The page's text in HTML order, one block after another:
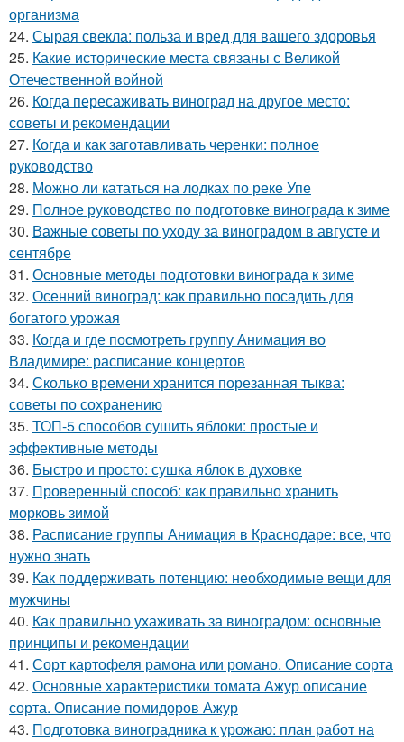
организма
24. Сырая свекла: польза и вред для вашего здоровья
25. Какие исторические места связаны с Великой
Отечественной войной
26. Когда пересаживать виноград на другое место:
советы и рекомендации
27. Когда и как заготавливать черенки: полное
руководство
28. Можно ли кататься на лодках по реке Упе
29. Полное руководство по подготовке винограда к зиме
30. Важные советы по уходу за виноградом в августе и
сентябре
31. Основные методы подготовки винограда к зиме
32. Осенний виноград: как правильно посадить для
богатого урожая
33. Когда и где посмотреть группу Анимация во
Владимире: расписание концертов
34. Сколько времени хранится порезанная тыква:
советы по сохранению
35. ТОП-5 способов сушить яблоки: простые и
эффективные методы
36. Быстро и просто: сушка яблок в духовке
37. Проверенный способ: как правильно хранить
морковь зимой
38. Расписание группы Анимация в Краснодаре: все, что
нужно знать
39. Как поддерживать потенцию: необходимые вещи для
мужчины
40. Как правильно ухаживать за виноградом: основные
принципы и рекомендации
41. Сорт картофеля рамона или романо. Описание сорта
42. Основные характеристики томата Ажур описание
сорта. Описание помидоров Ажур
43. Подготовка виноградника к урожаю: план работ на